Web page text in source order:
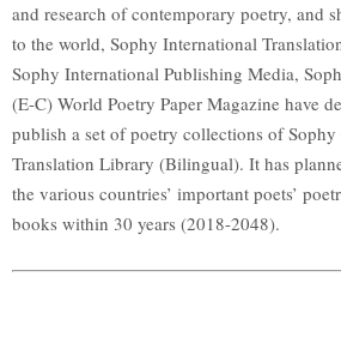
and research of contemporary poetry, and
to the world, Sophy International
Sophy International Publishing Media,
(E-C) World Poetry Paper Magazine have
publish a set of poetry collections of
Translation Library (Bilingual). It has
the various countries’ important poets’
books within 30 years (2018-2048).